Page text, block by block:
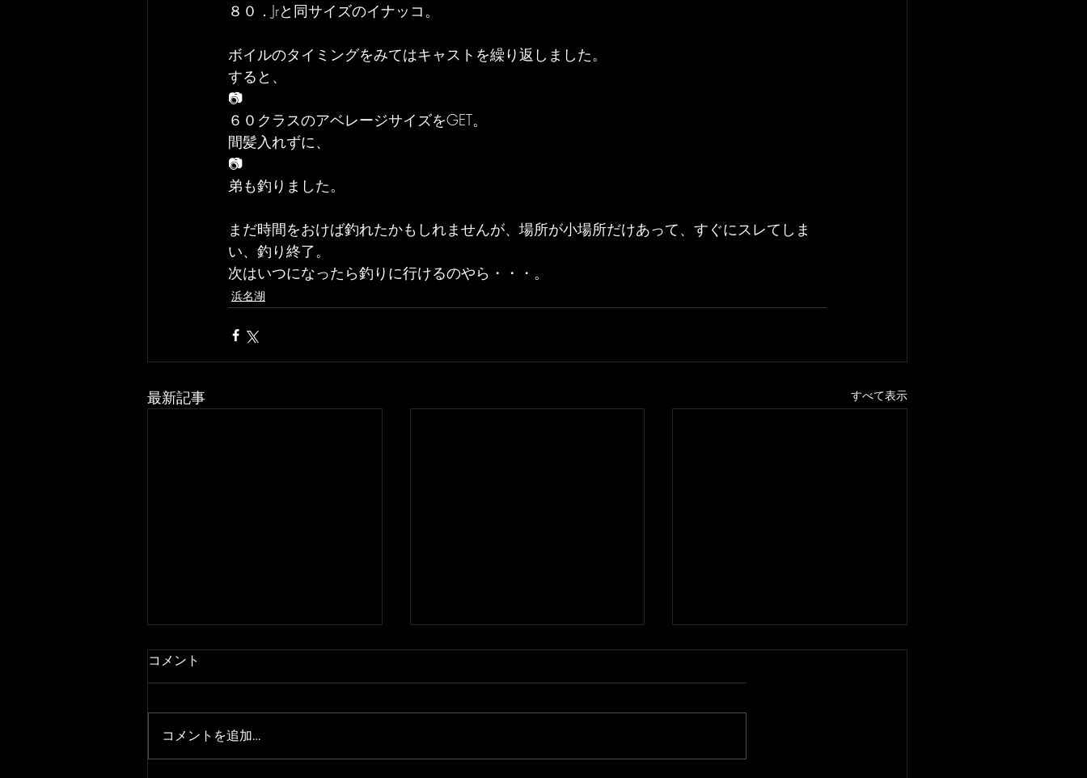
８０．Jrと同サイズのイナッコ。
ボイルのタイミングをみてはキャストを繰り返しました。
すると、
📷
６０クラスのアベレージサイズをGET。
間髪入れずに、
📷
弟も釣りました。
まだ時間をおけば釣れたかもしれませんが、場所が小場所だけあって、すぐにスレてしま
い、釣り終了。
次はいつになったら釣りに行けるのやら・・・。
浜名湖
最新記事 すべて表示
コメント
コメントを追加…